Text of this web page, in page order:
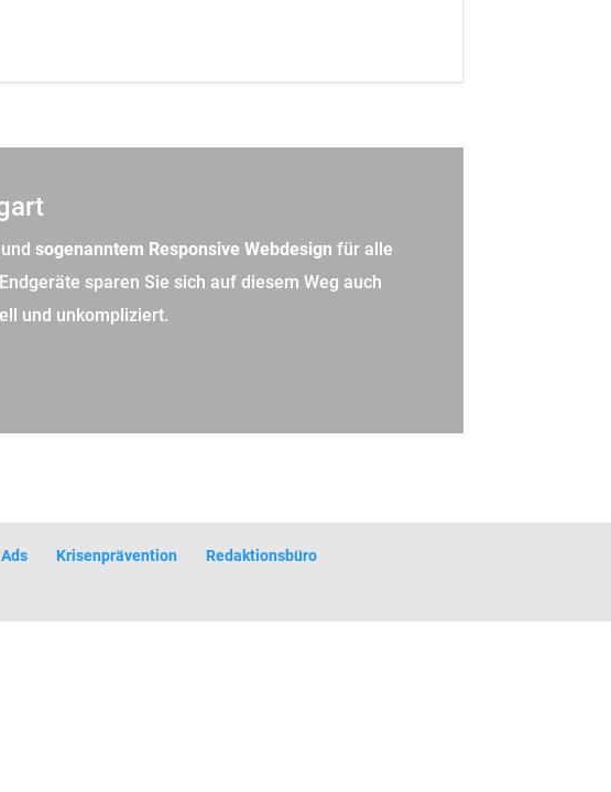
sogenanntem Responsive Webdesign für alle
sparen Sie sich auf diesem Weg auch
und unkompliziert.
Krisenprävention
Redaktionsbüro